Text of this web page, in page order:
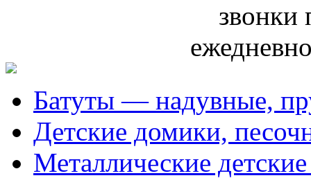
звонки
Батуты — надувные,
Детские домики,
Металлические